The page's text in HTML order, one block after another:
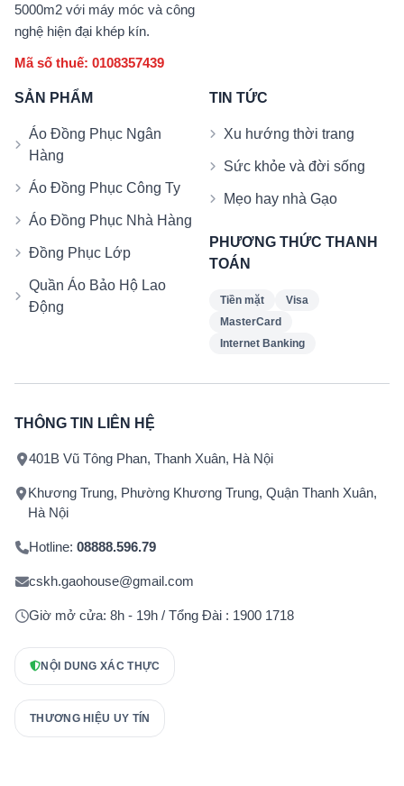
5000m2 với máy móc và công
nghệ hiện đại khép kín.
Mã số thuế: 0108357439
SẢN PHẨM
Áo Đồng Phục Ngân
Hàng
Áo Đồng Phục Công Ty
Áo Đồng Phục Nhà Hàng
Đồng Phục Lớp
Quần Áo Bảo Hộ Lao
Động
TIN TỨC
Xu hướng thời trang
Sức khỏe và đời sống
Mẹo hay nhà Gạo
PHƯƠNG THỨC THANH
TOÁN
Tiền mặt
Visa
MasterCard
Internet Banking
THÔNG TIN LIÊN HỆ
401B Vũ Tông Phan, Thanh Xuân, Hà Nội
Khương Trung, Phường Khương Trung, Quận Thanh Xuân,
Hà Nội
Hotline: 08888.596.79
cskh.gaohouse@gmail.com
Giờ mở cửa: 8h - 19h / Tổng Đài : 1900 1718
NỘI DUNG XÁC THỰC
THƯƠNG HIỆU UY TÍN